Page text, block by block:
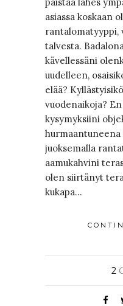
asiassa koskaan
rantalomatyyppi,
talvesta.
kävellessäni
uudelleen,
elää?
vuodenaikoja?
kysymyksiini
juoksemalla
aamukahvini
olen siirtänyt
kukapa…
2